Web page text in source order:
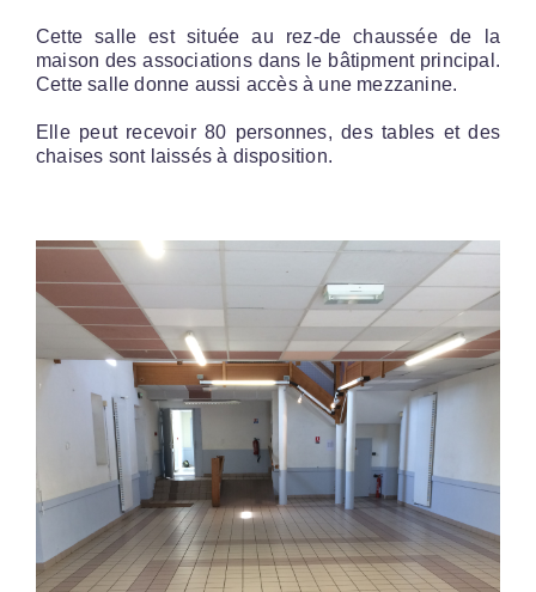
Cette salle est située au rez-de chaussée de la
maison des associations dans le bâtipment principal.
Cette salle donne aussi accès à une mezzanine.
Elle peut recevoir 80 personnes, des tables et des
chaises sont laissés à disposition.